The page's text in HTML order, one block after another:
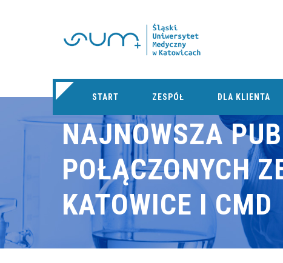
START ZESPÓŁ DLA KLIENTA
NAJNOWSZA
POŁĄCZONYCH
KATOWICE I CMD